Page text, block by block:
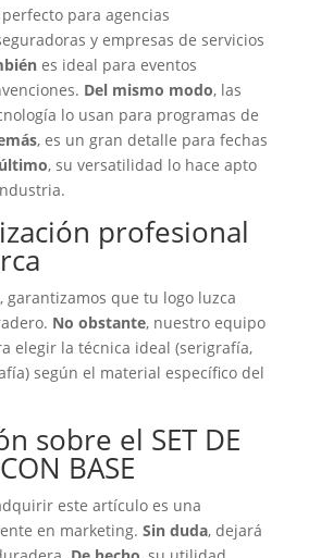
perfecto para agencias
y empresas de servicios
es ideal para eventos
Del mismo modo, las
lo usan para programas de
, es un gran detalle para fechas
, su versatilidad lo hace apto
profesional
, garantizamos que tu logo luzca
No obstante, nuestro equipo
elegir la técnica ideal (serigrafía,
según el material específico del
sobre el SET DE
BASE
este artículo es una
en marketing. Sin duda, dejará